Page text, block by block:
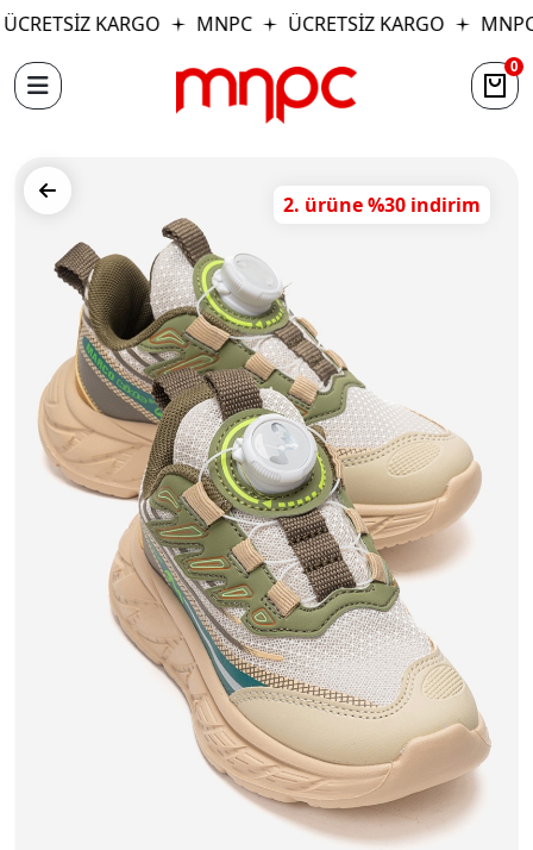
KARGO MNPC ÜCRETSİZ KARGO MNPC
0
2. ürüne %30 indirim